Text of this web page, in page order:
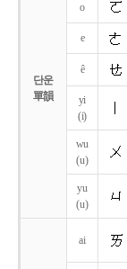
단운
單韻
o
e
ê
yi
(i)
wu
(u)
yu
(u)
ai